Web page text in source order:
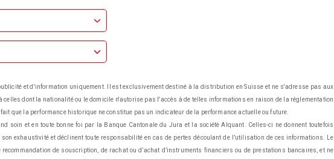
et d'information uniquement. Il est exclusivement destiné à la distribution en Suisse et ne s'adresse pas aux
dont la nationalité ou le domicile n'autorise pas l'accès à de telles informations en raison de la réglementation
que la performance historique ne constitue pas un indicateur de la performance actuelle ou future.
soin et en toute bonne foi par la Banque Cantonale du Jura et la société Alquant. Celles-ci ne donnent toutefois
exhaustivité et déclinent toute responsabilité en cas de pertes découlant de l’utilisation de ces informations. Le
de souscription, de rachat ou d’achat d’instruments financiers ou de prestations bancaires, et ne